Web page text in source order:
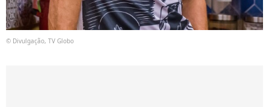
© Divulgação, TV Globo